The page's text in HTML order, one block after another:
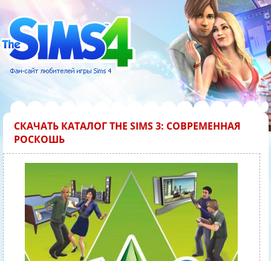
СКАЧАТЬ КАТАЛОГ THE SIMS 3: СОВРЕМЕННАЯ
РОСКОШЬ